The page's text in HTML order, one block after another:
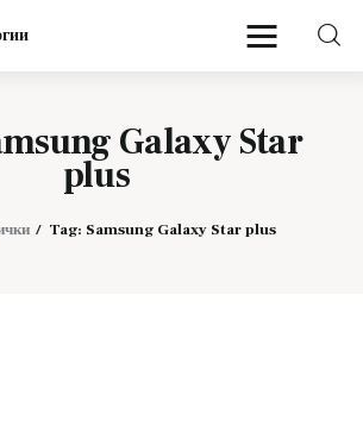
Galaxy Star
plus
Tag: Samsung Galaxy Star plus